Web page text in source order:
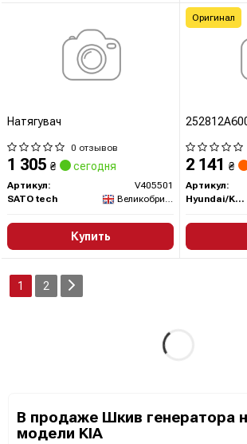
Натягувач
0 отзывов
1 305 ₴ сегодня
Артикул:
V405501
SATO tech
Великобритания
Купить
2 141 ₴
Артикул:
Hyundai/Kia/Mobis
Оригинал
1 2
В продаже Шкив генератора
модели KIA